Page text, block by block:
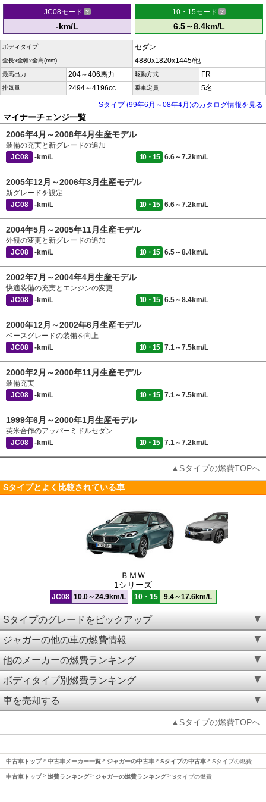
JC08モード
-km/L
10・15モード
6.5～8.4km/L
ボディタイプ セダン
全長x全幅x全高(mm) 4880x1820x1445/他
最高出力 204～406馬力 駆動方式 FR
排気量 2494～4196cc 乗車定員
5名
Sタイプ (99年6月～08年4月)のカタログ情報を見る
マイナーチェンジ一覧
2006年4月～2008年4月生産モデル
装備の充実と新グレードの追加
JC08
-km/L 10・15 6.6～7.2km/L
2005年12月～2006年3月生産モデル
新グレードを設定
JC08
-km/L 10・15 6.6～7.2km/L
2004年5月～2005年11月生産モデル
外観の変更と新グレードの追加
JC08
-km/L 10・15 6.5～8.4km/L
2002年7月～2004年4月生産モデル
快適装備の充実とエンジンの変更
JC08
-km/L 10・15 6.5～8.4km/L
2000年12月～2002年6月生産モデル
ベースグレードの装備を向上
JC08
-km/L 10・15 7.1～7.5km/L
2000年2月～2000年11月生産モデル
装備充実
JC08
-km/L 10・15 7.1～7.5km/L
1999年6月～2000年1月生産モデル
英米合作のアッパーミドルセダン
JC08
-km/L 10・15 7.1～7.2km/L
▲Sタイプの燃費TOPへ
Sタイプとよく比較されている車
ＢＭＷ
1シリーズ
JC08 10.0～24.9km/L 10・15 9.4～17.6km/L
Sタイプのグレードをピックアップ
ジャガーの他の車の燃費情報
他のメーカーの燃費ランキング
ボディタイプ別燃費ランキング
車を売却する
▲Sタイプの燃費TOPへ
中古車トップ 中古車メーカー一覧 ジャガーの中古車 Sタイプの中古車 Sタイプの燃費
中古車トップ 燃費ランキング ジャガーの燃費ランキング Sタイプの燃費